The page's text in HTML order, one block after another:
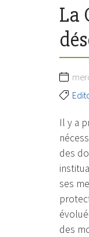
La
Il y a
des
ses
des